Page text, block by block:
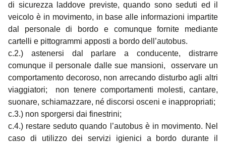
di sicurezza laddove previste, quando sono seduti ed il
veicolo è in movimento, in base alle informazioni impartite
dal personale di bordo e comunque fornite mediante
cartelli e pittogrammi apposti a bordo dell’autobus.
c.2.) astenersi dal parlare a conducente, distrarre
comunque il personale dalle sue mansioni, osservare un
comportamento decoroso, non arrecando disturbo agli altri
viaggiatori; non tenere comportamenti molesti, cantare,
suonare, schiamazzare, né discorsi osceni e inappropriati;
c.3.) non sporgersi dai finestrini;
c.4.) restare seduto quando l’autobus è in movimento. Nel
caso di utilizzo dei servizi igienici a bordo durante il